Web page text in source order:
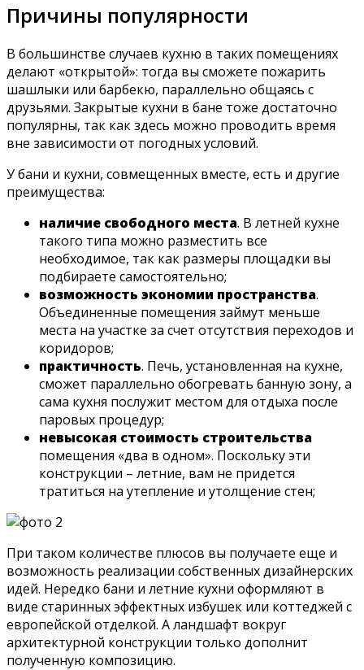
Причины популярности
В большинстве случаев кухню в таких помещениях
делают «открытой»: тогда вы сможете пожарить
шашлыки или барбекю, параллельно общаясь с
друзьями. Закрытые кухни в бане тоже достаточно
популярны, так как здесь можно проводить время
вне зависимости от погодных условий.
У бани и кухни, совмещенных вместе, есть и другие
преимущества:
наличие свободного места. В летней кухне
такого типа можно разместить все
необходимое, так как размеры площадки вы
подбираете самостоятельно;
возможность экономии пространства.
Объединенные помещения займут меньше
места на участке за счет отсутствия переходов и
коридоров;
практичность. Печь, установленная на кухне,
сможет параллельно обогревать банную зону, а
сама кухня послужит местом для отдыха после
паровых процедур;
невысокая стоимость строительства
помещения «два в одном». Поскольку эти
конструкции – летние, вам не придется
тратиться на утепление и утолщение стен;
При таком количестве плюсов вы получаете еще и
возможность реализации собственных дизайнерских
идей. Нередко бани и летние кухни оформляют в
виде старинных эффектных избушек или коттеджей с
европейской отделкой. А ландшафт вокруг
архитектурной конструкции только дополнит
полученную композицию.